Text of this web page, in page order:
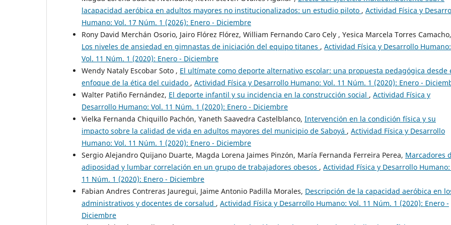
lacapacidad aeróbica en adultos mayores no institucionalizados: un estudio piloto , Actividad Física y
Humano: Vol. 17 Núm. 1 (2026): Enero - Diciembre
Rony David Merchán Osorio, Jairo Flórez Flórez, William Fernando Caro Cely , Yesica Marcela Torres Camacho,
Los niveles de ansiedad en gimnastas de iniciación del equipo titanes , Actividad Física y Desarrollo Humano:
Vol. 11 Núm. 1 (2020): Enero - Diciembre
Wendy Nataly Escobar Soto , El ultímate como deporte alternativo escolar: una propuesta pedagógica desde
enfoque de la ética del cuidado , Actividad Física y Desarrollo Humano: Vol. 11 Núm. 1 (2020): Enero -
Walter Patiño Fernández, El deporte infantil y su incidencia en la construcción social , Actividad Física y
Desarrollo Humano: Vol. 11 Núm. 1 (2020): Enero - Diciembre
Vielka Fernanda Chiquillo Pachón, Yaneth Saavedra Castelblanco, Intervención en la condición física y su
impacto sobre la calidad de vida en adultos mayores del municipio de Saboyá , Actividad Física y Desarrollo
Humano: Vol. 11 Núm. 1 (2020): Enero - Diciembre
Sergio Alejandro Quijano Duarte, Magda Lorena Jaimes Pinzón, María Fernanda Ferreira Perea, Marcadores
adiposidad y lumbar correlación en un grupo de trabajadores obesos , Actividad Física y Desarrollo Humano:
11 Núm. 1 (2020): Enero - Diciembre
Fabian Andres Contreras Jauregui, Jaime Antonio Padilla Morales, Descripción de la capacidad aeróbica en
administrativos y docentes de corsalud , Actividad Física y Desarrollo Humano: Vol. 11 Núm. 1 (2020): Enero -
Diciembre